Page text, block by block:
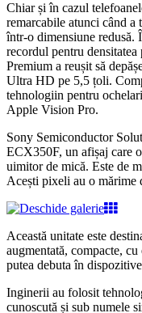
Chiar și în cazul
remarcabile atunci când a
într-o dimensiune redusă.
recordul pentru
Premium a reușit să
Ultra HD pe 5,5 țoli.
tehnologiin pentru
Apple Vision Pro.
Sony Semiconductor
ECX350F, un afișaj care
uimitor de mică. Este de
Acești pixeli au o mărime
Această unitate este
augmentată, compacte,
putea debuta în
Inginerii au folosit
cunoscută și sub numele